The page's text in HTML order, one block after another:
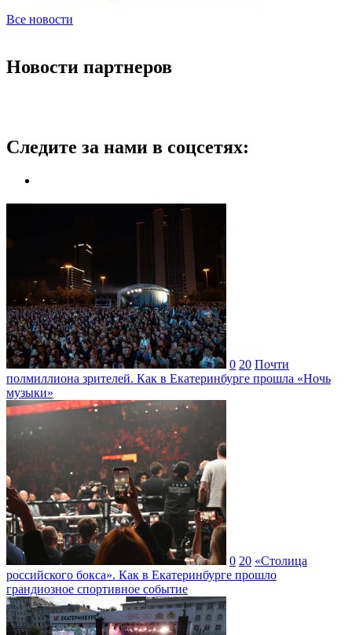
Все новости
Новости партнеров
Следите за нами в соцсетях:
0 20 Почти
полмиллиона зрителей. Как в Екатеринбурге прошла «Ночь
музыки»
0 20 «Столица
российского бокса». Как в Екатеринбурге прошло
грандиозное спортивное событие